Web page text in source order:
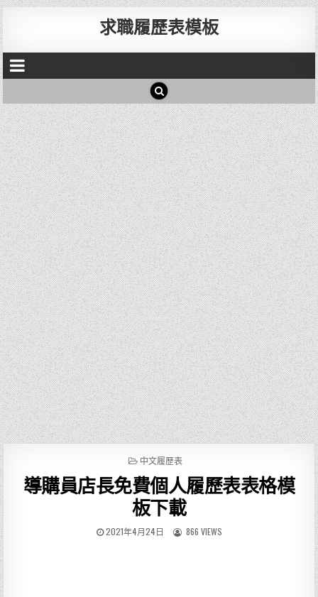
求職履歷表模板
P
S
T
E
D
I
中文履歷表
導購員店長免費個人履歷表表格模
板下載
2021年4月24日 866 VIEWS